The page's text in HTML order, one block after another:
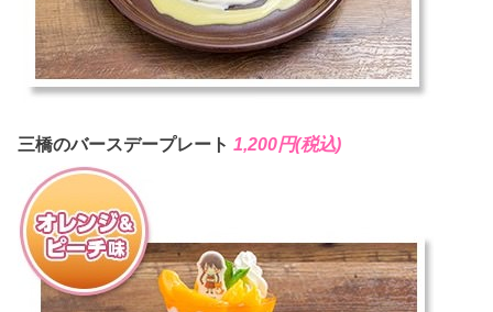
三橋のバースデープレート1,200円(税込)